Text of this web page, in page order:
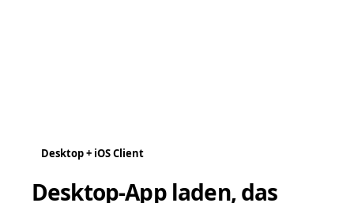
Desktop + iOS Client
Desktop-App laden, das